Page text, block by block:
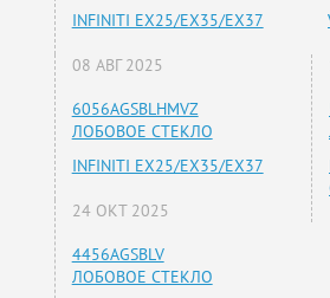
INFINITI EX25/EX35/EX37
08 АВГ 2025
6056AGSBLHMVZ
ЛОБОВОЕ СТЕКЛО
INFINITI EX25/EX35/EX37
24 ОКТ 2025
4456AGSBLV
ЛОБОВОЕ СТЕКЛО